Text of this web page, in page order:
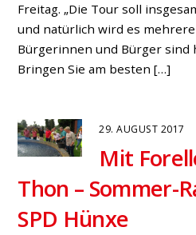
Freitag. „Die Tour soll
und natürlich wird es
Bürgerinnen und Bürger sind
Bringen Sie am besten […]
29. AUGUST 2017
Mit
Thon – Sommer-
SPD Hünxe